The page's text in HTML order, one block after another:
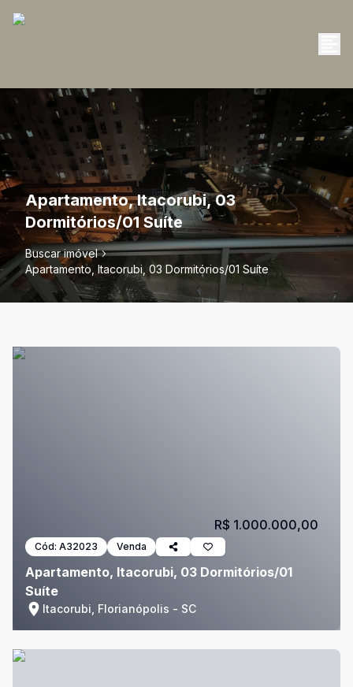
Apartamento, Itacorubi, 03
Dormitórios/01 Suíte
Buscar imóvel
Apartamento, Itacorubi, 03 Dormitórios/01 Suíte
Cód: A32023 Venda
Apartamento, Itacorubi, 03 Dormitórios/01
Suíte
Itacorubi, Florianópolis - SC
R$ 1.000.000,00